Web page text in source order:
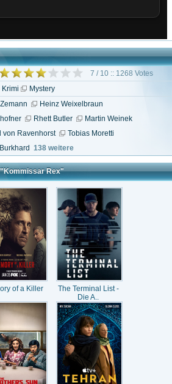
7 / 10 :: 1268 Votes
Krimi
Mystery
Heinz Weixelbraun
Rhett Butler
Martin Weinek
von Ravenhorst
Tobias Moretti
138 weitere
Rex"
of a Killer
The Terminal List -
Die A..